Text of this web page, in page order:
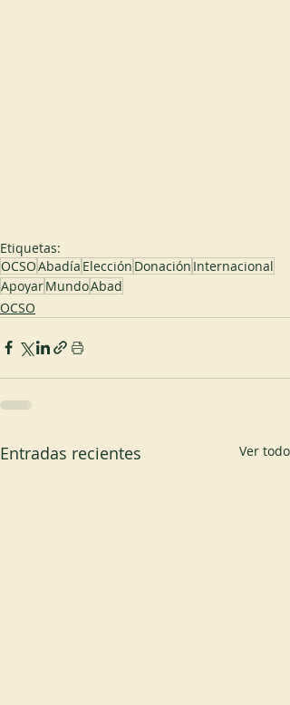
Etiquetas:
OCSOAbadía Elección Donación Internacional
ApoyarMundoAbad
OCSO
Entradas recientes Ver todo